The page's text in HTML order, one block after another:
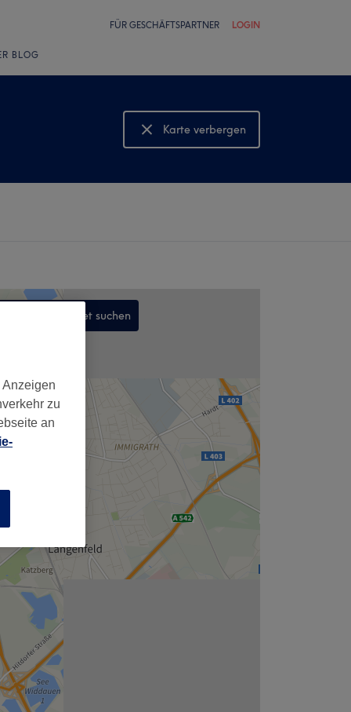
FÜR GESCHÄFTSPARTNER LOGIN
BLOG
Karte verbergen
Karte anzeigen
In diesem Gebiet suchen
zu
an